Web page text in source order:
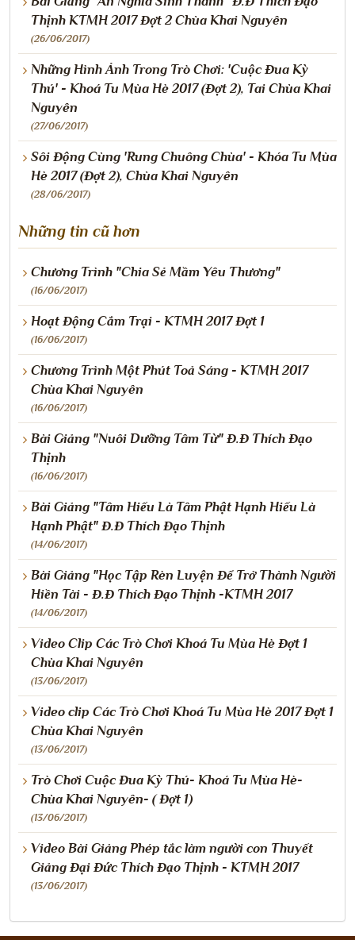
Thịnh KTMH 2017 Đợt 2 Chùa Khai Nguyên
(26/06/2017)
Những Hình Ảnh Trong Trò Chơi: 'Cuộc Đua Kỳ
Thú' - Khoá Tu Mùa Hè 2017 (Đợt 2), Tai Chùa Khai
Nguyên
(27/06/2017)
Sôi Động Cùng 'Rung Chuông Chùa' - Khóa Tu Mùa
Hè 2017 (Đợt 2), Chùa Khai Nguyên
(28/06/2017)
Những tin cũ hơn
Chương Trình "Chia Sẻ Mầm Yêu Thương"
(16/06/2017)
Hoạt Động Cắm Trại - KTMH 2017 Đợt 1
(16/06/2017)
Chương Trình Một Phút Toả Sáng - KTMH 2017
Chùa Khai Nguyên
(16/06/2017)
Bài Giảng "Nuôi Dưỡng Tâm Từ" Đ.Đ Thích Đạo
Thịnh
(16/06/2017)
Bài Giảng "Tâm Hiếu Là Tâm Phật Hạnh Hiếu Là
Hạnh Phật" Đ.Đ Thích Đạo Thịnh
(14/06/2017)
Bài Giảng "Học Tập Rèn Luyện Để Trở Thành Người
Hiền Tài - Đ.Đ Thích Đạo Thịnh -KTMH 2017
(14/06/2017)
Video Clip Các Trò Chơi Khoá Tu Mùa Hè Đợt 1
Chùa Khai Nguyên
(13/06/2017)
Video clip Các Trò Chơi Khoá Tu Mùa Hè 2017 Đợt 1
Chùa Khai Nguyên
(13/06/2017)
​​​​Trò Chơi Cuộc Đua Kỳ Thú- Khoá Tu Mùa Hè-
Chùa Khai Nguyên- ( Đợt 1)
(13/06/2017)
Video Bài Giảng Phép tắc làm người con Thuyết
Giảng Đại Đức Thích Đạo Thịnh - KTMH 2017
(13/06/2017)